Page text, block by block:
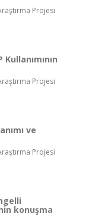
Projesi
Projesi
ve
Projesi
konuşma